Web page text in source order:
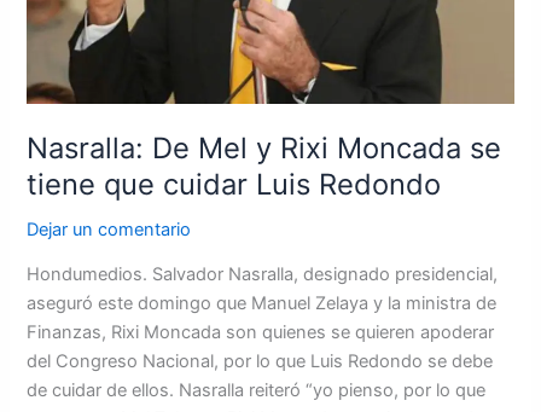
Nasralla: De Mel y Rixi Moncada se
tiene que cuidar Luis Redondo
Dejar un comentario
Hondumedios. Salvador Nasralla, designado presidencial,
aseguró este domingo que Manuel Zelaya y la ministra de
Finanzas, Rixi Moncada son quienes se quieren apoderar
del Congreso Nacional, por lo que Luis Redondo se debe
de cuidar de ellos. Nasralla reiteró “yo pienso, por lo que
cuidar
Redondo